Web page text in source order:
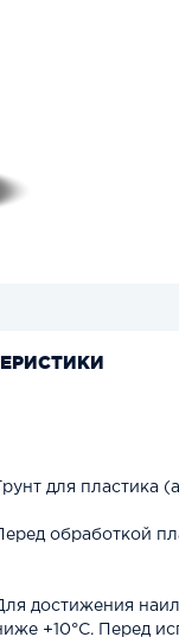
Грунт для пластика
Перед обработкой
достижения
+10°С. Перед